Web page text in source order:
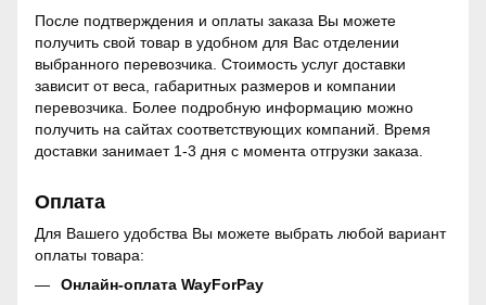
После подтверждения и оплаты заказа Вы можете
получить свой товар в удобном для Вас отделении
выбранного перевозчика. Стоимость услуг доставки
зависит от веса, габаритных размеров и компании
перевозчика. Более подробную информацию можно
получить на сайтах соответствующих компаний. Время
доставки занимает 1-3 дня с момента отгрузки заказа.
Оплата
Для Вашего удобства Вы можете выбрать любой вариант
оплаты товара:
Онлайн-оплата WayForPay